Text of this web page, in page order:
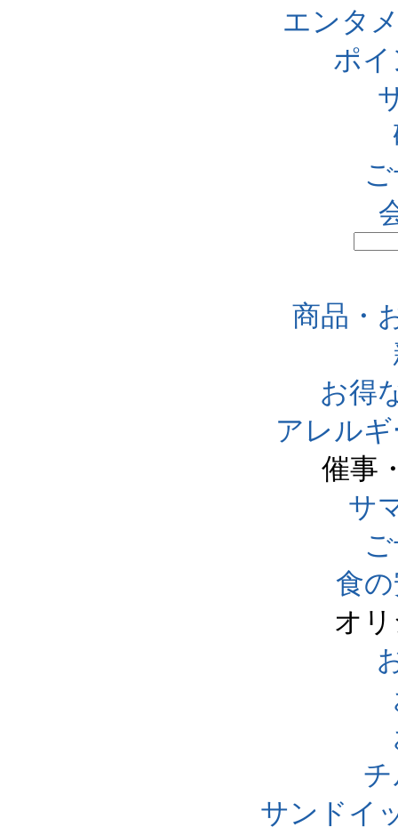
エンタ
ポ
商品・
お得
アレル
催事
サ
食
オ
サンドイ